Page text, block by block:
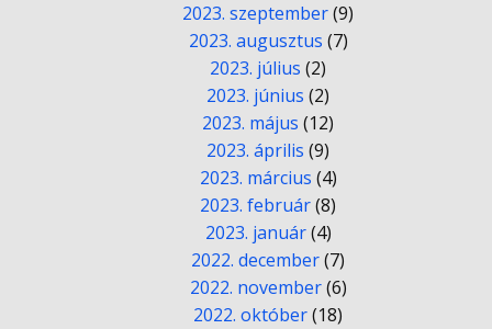
2023. szeptember(9)
2023. augusztus (7)
2023. július (2)
2023. június (2)
2023. május (12)
2023. április (9)
2023. március (4)
2023. február(8)
2023. január(4)
2022. december(7)
2022. november(6)
2022. október(18)